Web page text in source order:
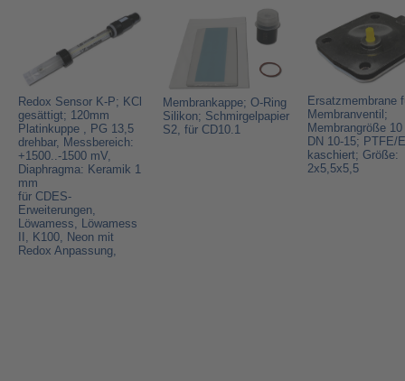
Redox Sensor K-P; KCl
gesättigt; 120mm
Platinkuppe , PG 13,5
drehbar, Messbereich:
+1500..-1500 mV,
Diaphragma: Keramik 1
mm
für CDES-
Erweiterungen,
Löwamess, Löwamess
II, K100, Neon mit
Redox Anpassung,
Membrankappe; O-Ring
Silikon; Schmirgelpapier
S2, für CD10.1
Ersatzmembrane
Membranventil;
Membrangröße
DN 10-15; PTFE/
kaschiert; Größe:
2x5,5x5,5